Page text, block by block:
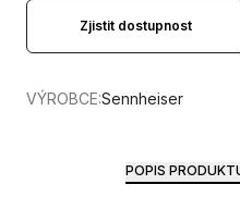
Zjistit dostupnost
VÝROBCE:Sennheiser
POPIS